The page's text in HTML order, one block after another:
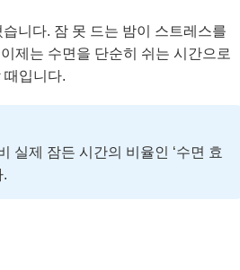
습니다. 잠 못 드는 밤이 스트레스를
제는 수면을 단순히 쉬는 시간으로
때입니다.
실제 잠든 시간의 비율인 ‘수면 효
.